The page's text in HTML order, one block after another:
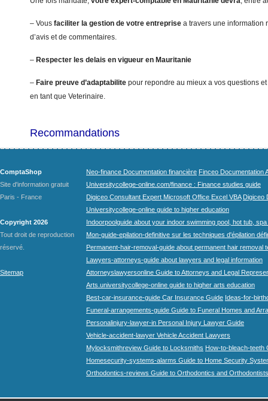
– Vous faciliter la gestion de votre entreprise a travers une information
d’avis et de commentaires.
– Respecter les delais en vigueur en Mauritanie
– Faire preuve d’adaptabilite pour repondre au mieux a vos questions
en tant que Veterinaire.
Recommandations
ComptaShop
Site d'information gratuit
Paris - France
Copyright 2026
Tout droit de reproduction
réservé.
Sitemap
Neo-finance Documentation financière Finceo Documentation
Universitycollege-online.com/finance : Finance studies guide
Digiceo Consultant Expert Microsoft Office Excel VBA Digiceo
Universitycollege-online guide to higher education
Indoorpoolguide about your indoor swimming pool, hot tub,
Mon-guide-epilation-definitive sur les techniques d'épilation
Permanent-hair-removal-guide about permanent hair removal
Lawyers-attorneys-guide about lawyers and legal information
Attorneyslawyersonline Guide to Attorneys and Legal
Arts.universitycollege-online guide to higher arts education
Best-car-insurance-guide Car Insurance Guide Ideas-for-
Funeral-arrangements-guide Guide to Funeral Homes and
Personalinjury-lawyer-in Personal Injury Lawyer Guide
Vehicle-accident-lawyer Vehicle Accident Lawyers
Mylocksmithreview Guide to Locksmiths How-to-bleach-teeth
Homesecurity-systems-alarms Guide to Home Security
Orthodontics-reviews Guide to Orthodontics and Orthodontists